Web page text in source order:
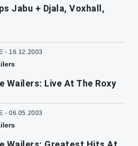
Jabu + Djala, Voxhall,
- 16.12.2003
Wailers: Live At The Roxy
- 06.05.2003